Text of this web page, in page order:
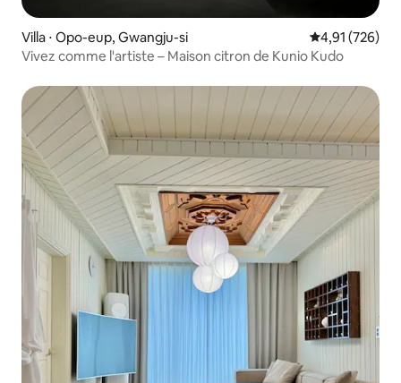
Villa ⋅ Opo-eup, Gwangju-si Évaluation
4,91 (726)
Vivez comme l'artiste – Maison citron de Kunio Kudo